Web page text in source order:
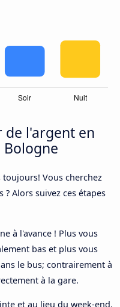
de l'argent en
Vous cherchez
? Alors suivez ces étapes
à l'avance ! Plus vous
bas et plus vous
le bus; contrairement à
à la gare.
et au lieu du week-end,